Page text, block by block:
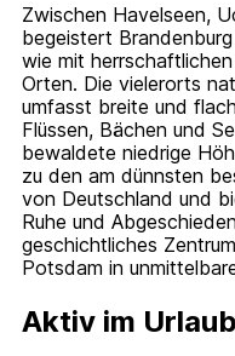
Zwischen Havelseen,
begeistert
wie mit
Orten. Die vielerorts
umfasst breite und
Flüssen, Bächen und
bewaldete niedrige
zu den am dünnsten
von Deutschland und
Ruhe und
geschichtliches
Potsdam in
Aktiv im